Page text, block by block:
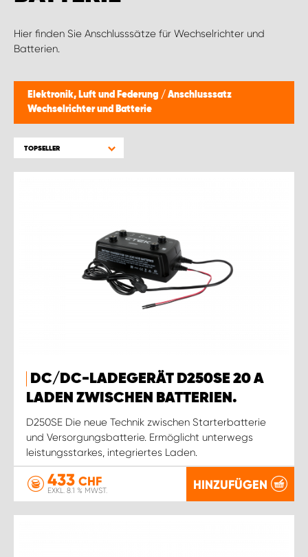
Hier finden Sie Anschlusssätze für Wechselrichter und
Batterien.
Elektronik, Luft und Federung / Anschlusssatz
Wechselrichter und Batterie
TOPSELLER
DC/DC-LADEGERÄT D250SE 20 A
LADEN ZWISCHEN BATTERIEN.
D250SE Die neue Technik zwischen Starterbatterie
und Versorgungsbatterie. Ermöglicht unterwegs
leistungsstarkes, integriertes Laden.
433 CHF
EXKL. 8.1 % MWST. HINZUFÜGEN